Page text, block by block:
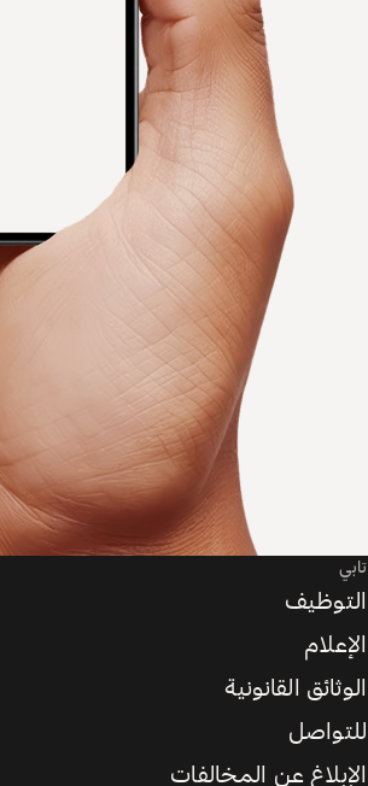
تابي
التوظيف
الإعلام
الوثائق القانونية
للتواصل
الإبلاغ عن المخالفات